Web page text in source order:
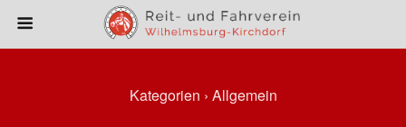
Kategorien › Allgemein